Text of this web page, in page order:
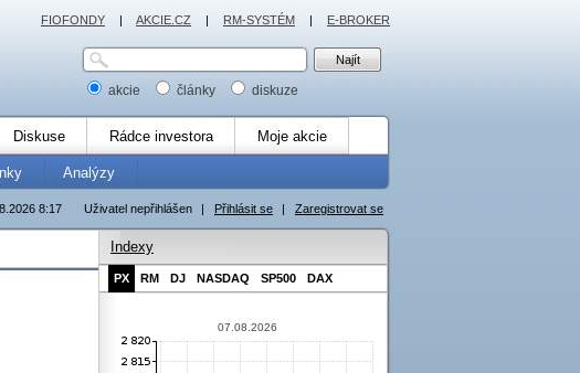
akcie články diskuze
Diskuse Rádce investora Moje akcie
Analýzy
Uživatel nepřihlášen | Přihlásit se | Zaregistrovat se
8:17
Indexy
PX RM DJ NASDAQ SP500 DAX
07.08.2026
FIOFONDY | AKCIE.CZ | RM-SYSTÉM | E-BROKER